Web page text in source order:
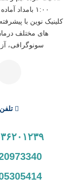
۱:۰۰ بامداد آماده خدمت رسانی به پت های دلبندتان می باشیم.
کلینیک نوین با
های مختلف
سونوگرافی،
۰۵۱-